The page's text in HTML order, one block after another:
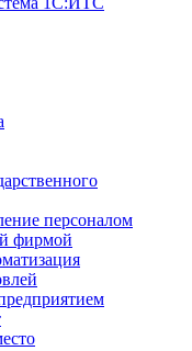
персоналом
фирмой